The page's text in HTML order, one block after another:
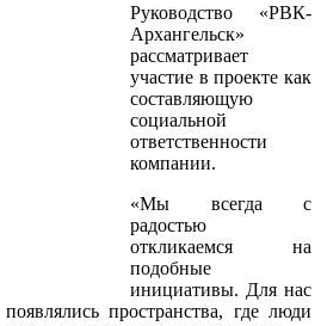
Руководство «РВК-
Архангельск»
рассматривает
участие в проекте как
составляющую
социальной
ответственности
компании.
«Мы всегда с
радостью
откликаемся на
подобные
инициативы. Для нас
пространства, где люди